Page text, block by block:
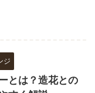
ジ
とは？造花との